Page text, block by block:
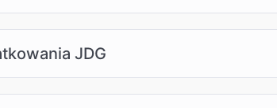
JDG